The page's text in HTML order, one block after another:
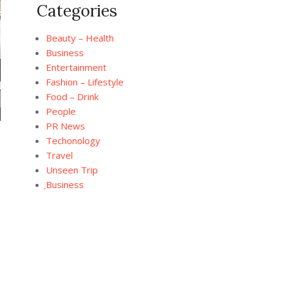
Categories
Beauty – Health
Business
Entertainment
Fashion – Lifestyle
Food – Drink
People
PR News
Techonology
Travel
Unseen Trip
ฺBusiness